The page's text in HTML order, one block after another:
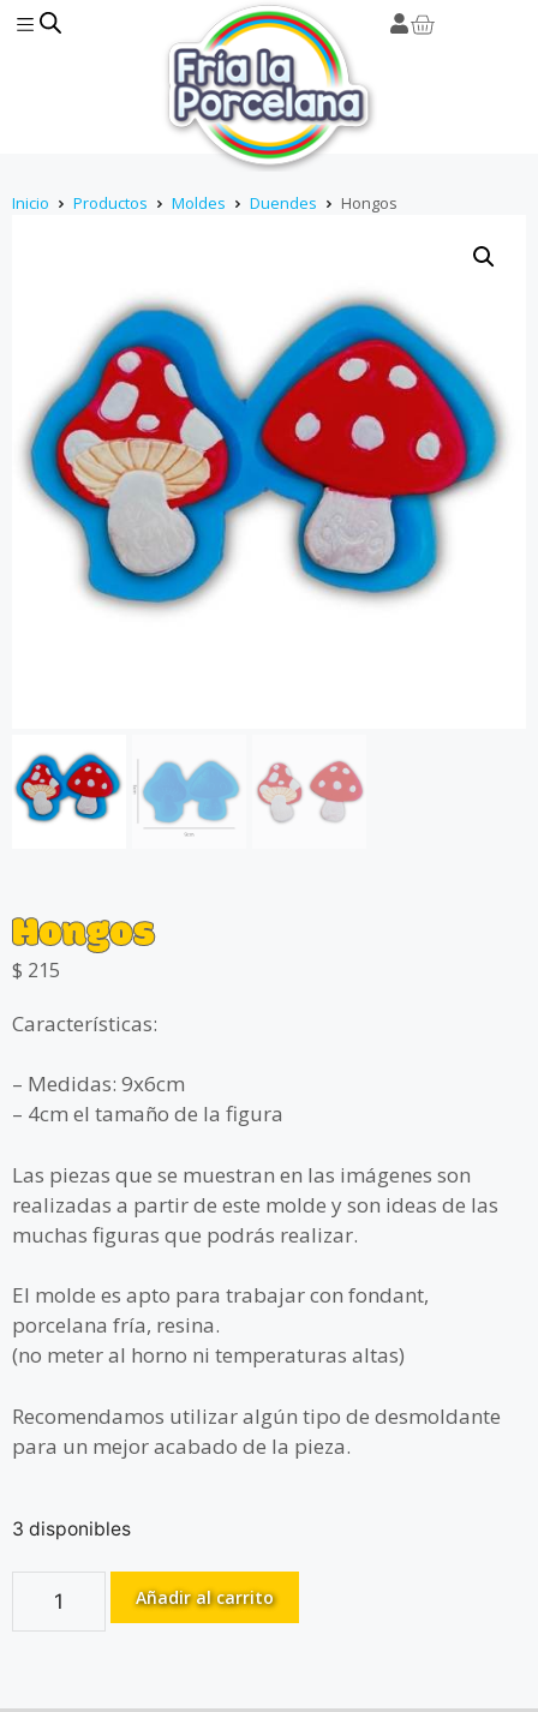
Inicio Productos Moldes Duendes Hongos
Hongos
$ 215
Características:
– Medidas: 9x6cm
– 4cm el tamaño de la figura
Las piezas que se muestran en las imágenes son
realizadas a partir de este molde y son ideas de las
muchas figuras que podrás realizar.
El molde es apto para trabajar con fondant,
porcelana fría, resina.
(no meter al horno ni temperaturas altas)
Recomendamos utilizar algún tipo de desmoldante
para un mejor acabado de la pieza.
3 disponibles
Añadir al carrito